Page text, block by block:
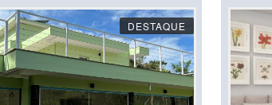
DESTAQUE